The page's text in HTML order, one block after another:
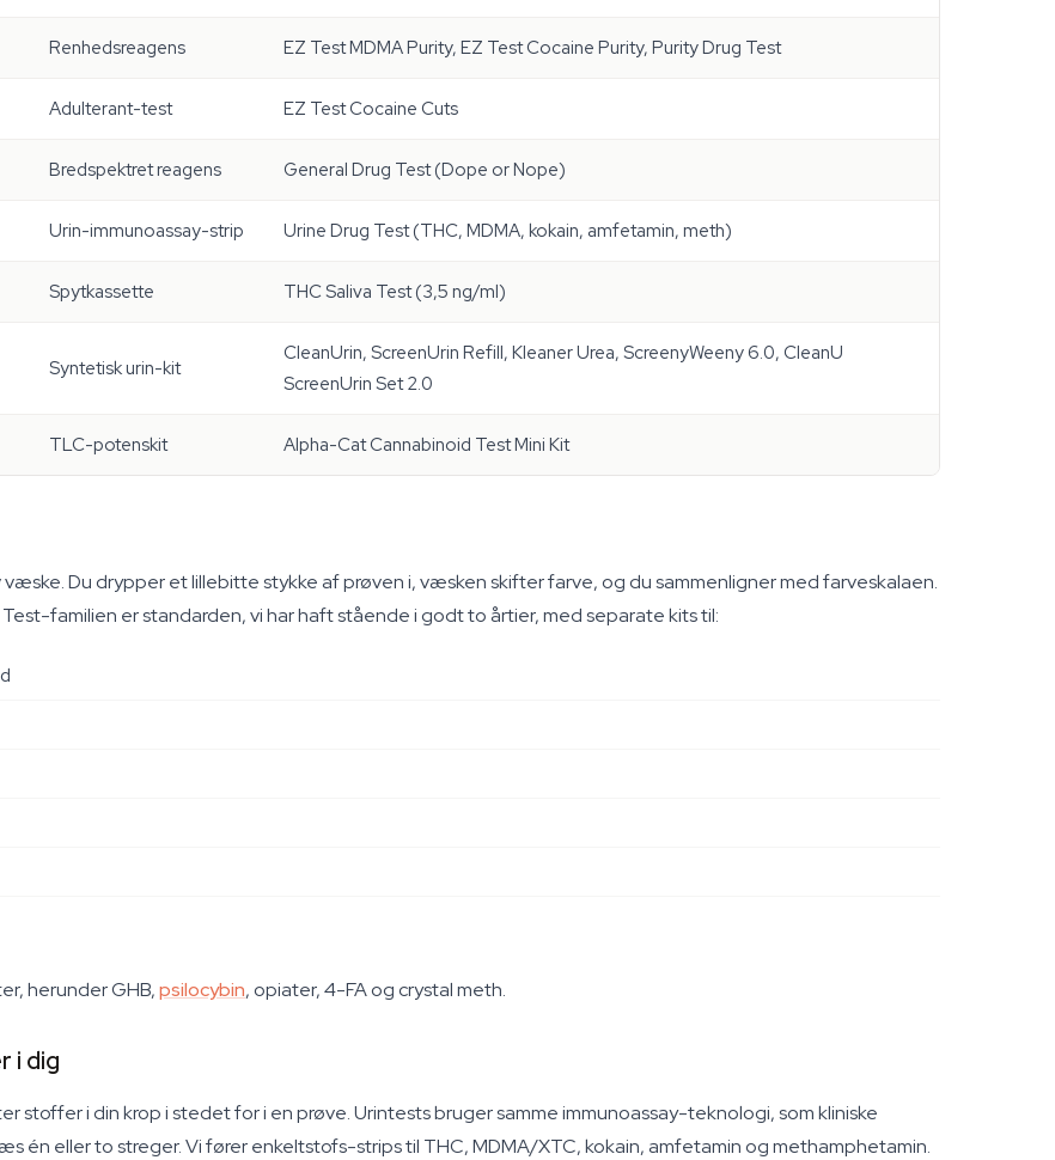
Renhedsreagens EZ Test MDMA Purity, EZ Test Cocaine Purity, Purity Drug Test
Adulterant-test EZ Test Cocaine Cuts
Bredspektret reagens General Drug Test (Dope or Nope)
Urin-immunoassay-strip Urine Drug Test (THC, MDMA, kokain, amfetamin, meth)
Spytkassette THC Saliva Test (3,5 ng/ml)
Syntetisk urin-kit
CleanUrin, ScreenUrin Refill, Kleaner Urea, ScreenyWeeny 6.0, CleanU
ScreenUrin Set 2.0
TLC-potenskit Alpha-Cat Cannabinoid Test Mini Kit
Du drypper et lillebitte stykke af prøven i, væsken skifter farve, og du sammenligner med farveskalaen.
familien er standarden, vi har haft stående i godt to årtier, med separate kits til:
herunder GHB,psilocybin, opiater, 4-FA og crystal meth.
i dig
stoffer i din krop i stedet for i en prøve. Urintests bruger samme immunoassay-teknologi, som kliniske
én eller to streger. Vi fører enkeltstofs-strips til THC, MDMA/XTC, kokain, amfetamin og methamphetamin.